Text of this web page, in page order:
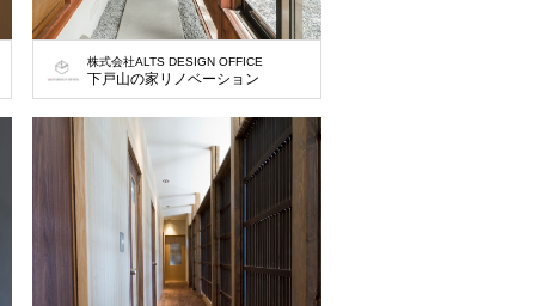
株式会社ALTS DESIGN OFFICE
下戸山の家リノベーション